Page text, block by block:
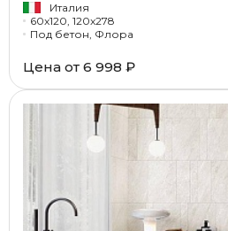
Италия
60x120, 120x278
Под бетон, Флора
Цена от 6 998 ₽